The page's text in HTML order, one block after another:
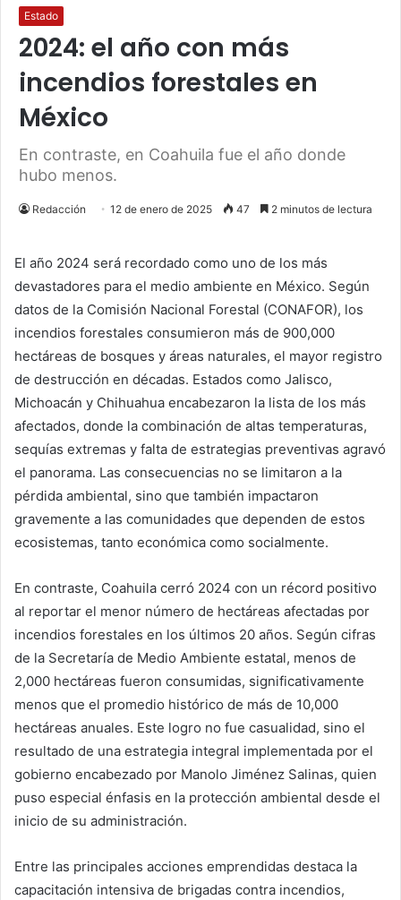
Estado
2024: el año con más
incendios forestales en
México
En contraste, en Coahuila fue el año donde
hubo menos.
Redacción 12 de enero de 2025 47 2 minutos de lectura
El año 2024 será recordado como uno de los más
devastadores para el medio ambiente en México. Según
datos de la Comisión Nacional Forestal (CONAFOR), los
incendios forestales consumieron más de 900,000
hectáreas de bosques y áreas naturales, el mayor registro
de destrucción en décadas. Estados como Jalisco,
Michoacán y Chihuahua encabezaron la lista de los más
afectados, donde la combinación de altas temperaturas,
sequías extremas y falta de estrategias preventivas agravó
el panorama. Las consecuencias no se limitaron a la
pérdida ambiental, sino que también impactaron
gravemente a las comunidades que dependen de estos
ecosistemas, tanto económica como socialmente.
En contraste, Coahuila cerró 2024 con un récord positivo
al reportar el menor número de hectáreas afectadas por
incendios forestales en los últimos 20 años. Según cifras
de la Secretaría de Medio Ambiente estatal, menos de
2,000 hectáreas fueron consumidas, significativamente
menos que el promedio histórico de más de 10,000
hectáreas anuales. Este logro no fue casualidad, sino el
resultado de una estrategia integral implementada por el
gobierno encabezado por Manolo Jiménez Salinas, quien
puso especial énfasis en la protección ambiental desde el
inicio de su administración.
Entre las principales acciones emprendidas destaca la
capacitación intensiva de brigadas contra incendios,